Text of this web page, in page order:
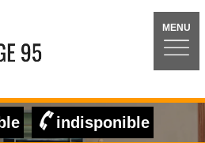
MENU
indisponible